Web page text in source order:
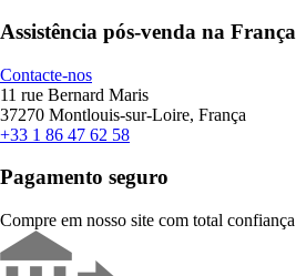
Assistência pós-venda na França
Contacte-nos
11 rue Bernard Maris
37270 Montlouis-sur-Loire, França
+33 1 86 47 62 58
Pagamento seguro
Compre em nosso site com total confiança